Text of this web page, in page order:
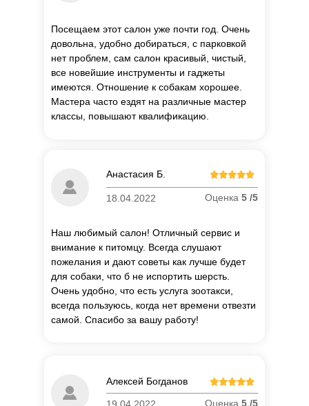
Посещаем этот салон уже почти год. Очень
довольна, удобно добираться, с парковкой
нет проблем, сам салон красивый, чистый,
все новейшие инструменты и гаджеты
имеются. Отношение к собакам хорошее.
Мастера часто ездят на различные мастер
классы, повышают квалификацию.
Анастасия Б.
18.04.2022 Оценка 5 /5
Наш любимый салон! Отличный сервис и
внимание к питомцу. Всегда слушают
пожелания и дают советы как лучше будет
для собаки, что б не испортить шерсть.
Очень удобно, что есть услуга зоотакси,
всегда пользуюсь, когда нет времени отвезти
самой. Спасибо за вашу работу!
Алексей Богданов
Оценка 5 /5